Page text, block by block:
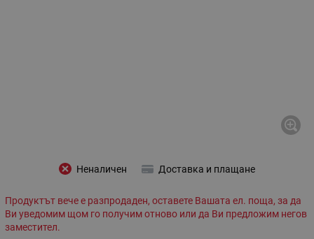
Неналичен Доставка и плащане
Продуктът вече е разпродаден, оставете Вашата ел. поща, за да
Ви уведомим щом го получим отново или да Ви предложим негов
заместител.